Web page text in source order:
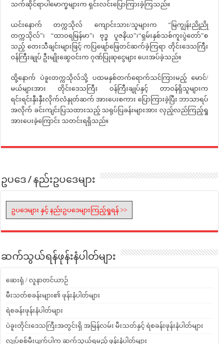
သက်ဆိုင်ရာပါမောက္ခများက ရှင်းလင်းပြောကြားခဲ့ကြသည်။
ယင်းနောက် တက္ကသိုလ် ကျောင်းသား/သူများက “မြကျွန်းညိုညို
တက္ကသိုလ်”၊ “ထာဝရမြန်မာ”၊ ဗုဒ္ဓ ပူဇနိယ”၊“ရှမ်းနှစ်သစ်ကူးပွဲတော်”စ
သည့် တေးသီချင်းများဖြင့် ကပြဖျော်ဖြေတင်ဆက်ခဲ့ကြရာ တိုင်းဒေသကြီး
ဝန်ကြီးချုပ် ဦးမျိုးဆွေဝင်းက ဂုဏ်ပြုဆုငွေများ ပေးအပ်ခဲ့သည်။
ထို့နောက် ပဲခူးတက္ကသိုလ်သို့ ပထမနှစ်တက်ရောက်သင်ကြားမည့် မောင်/
မယ်များအား တိုင်းဒေသကြီး ဝန်ကြီးချုပ်နှင့် တာဝန်ရှိသူများက
ရင်းရင်းနှီးနှီးလိုက်လံနှုတ်ဆက် အားပေးစကား ပြောကြားခဲ့ပြီး ဘာသာရပ်
အလိုက် ခင်းကျင်းပြသထားသည့် သရုပ်ပြခန်းများအား လှည့်လည်ကြည့်ရှု
အားပေးခဲ့ကြောင်း သတင်းရရှိသည်။
ဥပဒေ / နည်းဥပဒေများ
ဥပဒေများ နှင့် နည်းဥပဒေများကြည့်ရှုရန် >>
ဆက်သွယ်ရန်ဖုန်းနံပါတ်များ
ဆေးရုံ / လူနာတင်ယာဉ်
မီးသတ်စခန်းများ၏ ဖုန်းနံပါတ်များ
ရဲစခန်းဖုန်းနံပါတ်များ
ပဲခူးတိုင်းဒေသကြီးအတွင်းရှိ အမြန်လမ်း မီးသတ်နှင့် ရဲစခန်းဖုန်းနံပါတ်များ
လျှပ်စစ်မီးပျက်ပါက ဆက်သွယ်ရမည့် ဖုန်းနံပါတ်များ